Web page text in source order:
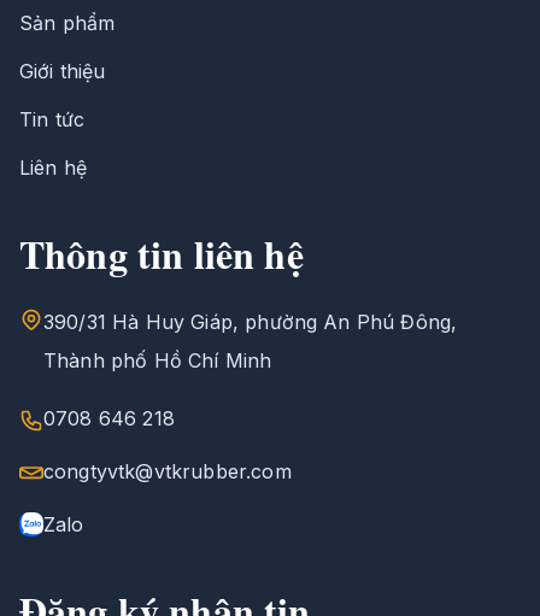
Sản phẩm
Giới thiệu
Tin tức
Liên hệ
Thông tin liên hệ
390/31 Hà Huy Giáp, phường An Phú Đông,
Thành phố Hồ Chí Minh
0708 646 218
congtyvtk@vtkrubber.com
Zalo